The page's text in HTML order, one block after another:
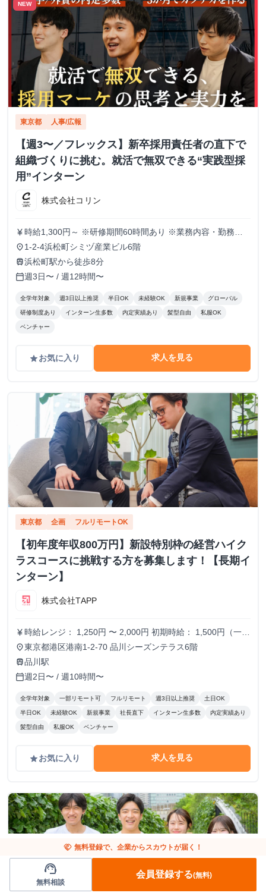
NEW
東京都 人事/広報
【週3〜／フレックス】新卒採用責任者の直下で
組織づくりに挑む。就活で無双できる“実践型採
用”インターン
株式会社コリン
currency_yen 時給1,300円～ ※研修期間60時間あり ※業務内容・勤務状
況により決定
place 1-2-4浜松町シミヅ産業ビル6階
train浜松町駅から徒歩8分
calendar_today週3日〜 / 週12時間〜
全学年対象 週3日以上推奨 半日OK 未経験OK 新規事業 グローバル
研修制度あり インターン生多数 内定実績あり 髪型自由 私服OK
ベンチャー
gradeお気に入り 求人を見る
東京都 企画 フルリモートOK
【初年度年収800万円】新設特別枠の経営ハイク
ラスコースに挑戦する方を募集します！【長期イ
ンターン】
株式会社TAPP
currency_yen 時給レンジ： 1,250円 〜 2,000円 初期時給： 1,500円（一律
スタート） 改定タイミング： 3ヶ月ごとの契約更新時 評価
基準： 以下の4項目を5段階でスコアリングし、時給を決
待を大きく上回り、社員と同等のバリューを発揮。 A評価：
期待通り。安定して高品質な成果を出している。（※現状維
範囲の縮小や、当初想定していたスキルレベルに達していな
い場合に適用します。
place東京都港区港南1-2-70 品川シーズンテラス6階
train品川駅
calendar_today週2日〜 / 週10時間〜
全学年対象 一部リモート可 フルリモート 週3日以上推奨 土日OK
半日OK 未経験OK 新規事業 社長直下 インターン生多数 内定実績あり
髪型自由 私服OK ベンチャー
gradeお気に入り 求人を見る
handshake 無料登録で、企業からスカウトが届く！
support_agent
無料相談
会員登録する(無料)